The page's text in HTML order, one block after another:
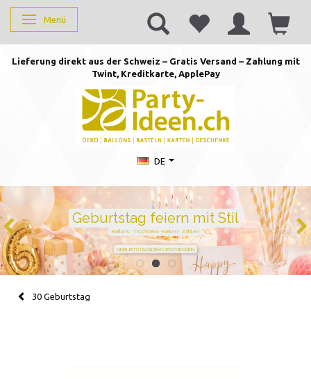
Anzeige ändern
Menü
Lieferung direkt aus der Schweiz – Gratis Versand – Zahlung mit
Twint, Kreditkarte, ApplePay
DE
Duftkerzen mit Zahlen –
persönlich schenken von 1 bis
105
Handgegossen · stilvoll · perfekt für jeden Geburtstag
JETZT ZAHL WÄHLEN
30 Geburtstag